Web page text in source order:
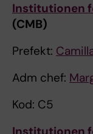
Institutionen
(CMB)
Prefekt:
Adm chef:
Kod: C5